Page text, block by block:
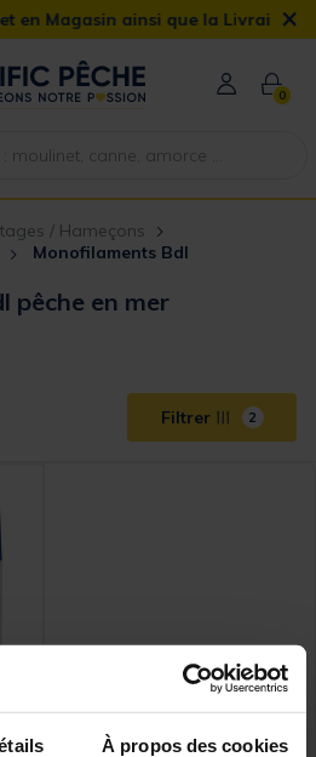
À propos des cookies
Magasin ainsi que la Livraison×
0
/ Hameçons
Monofilaments Bdl
pêche en mer
Filtrer 2